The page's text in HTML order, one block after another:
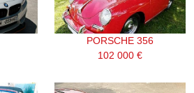
PORSCHE 356
102 000 €